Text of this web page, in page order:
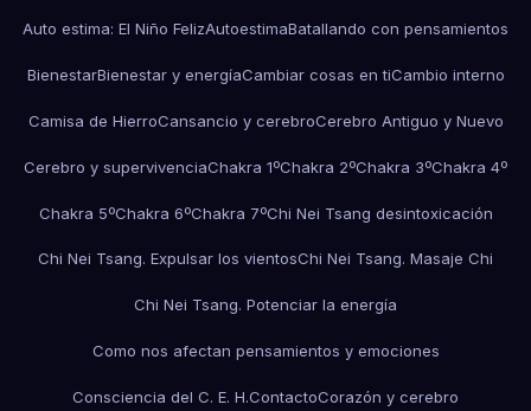
Auto estima: El Niño FelizAutoestimaBatallando con pensamientos
BienestarBienestar y energíaCambiar cosas en tiCambio interno
Camisa de HierroCansancio y cerebroCerebro Antiguo y Nuevo
Cerebro y supervivenciaChakra 1ºChakra 2ºChakra 3ºChakra 4º
Chakra 5ºChakra 6ºChakra 7ºChi Nei Tsang desintoxicación
Chi Nei Tsang. Expulsar los vientosChi Nei Tsang. Masaje Chi
Chi Nei Tsang. Potenciar la energía
Como nos afectan pensamientos y emociones
Consciencia del C. E. H.ContactoCorazón y cerebro